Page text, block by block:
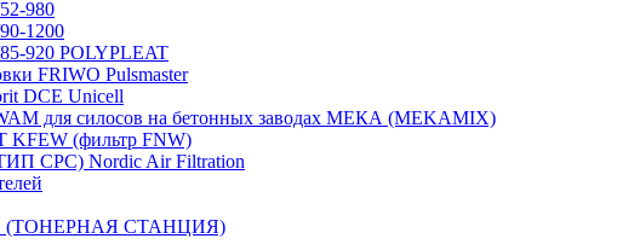
980
1200
920 POLYPLEAT
FRIWO Pulsmaster
DCE Unicell
для силосов на бетонных заводах МЕКА (MEKAMIX)
KFEW (фильтр FNW)
СРС) Nordic Air Filtration
1» (ТОНЕРНАЯ СТАНЦИЯ)